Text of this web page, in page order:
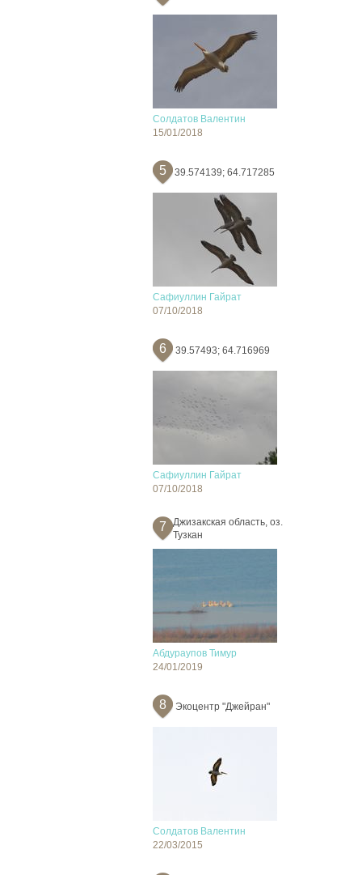
Солдатов Валентин
15/01/2018
5 39.574139; 64.717285
Сафиуллин Гайрат
07/10/2018
6 39.57493; 64.716969
Сафиуллин Гайрат
07/10/2018
7
Джизакская область, оз.
Тузкан
Абдураупов Тимур
24/01/2019
8 Экоцентр "Джейран"
Солдатов Валентин
22/03/2015